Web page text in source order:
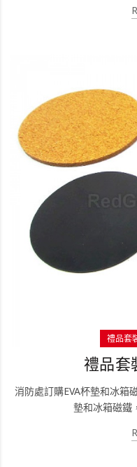
禮品套
禮品套
消防處訂購EVA杯墊和冰箱
墊和冰箱磁鐵